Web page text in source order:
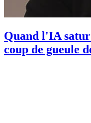
Quand l'IA
coup de gueule